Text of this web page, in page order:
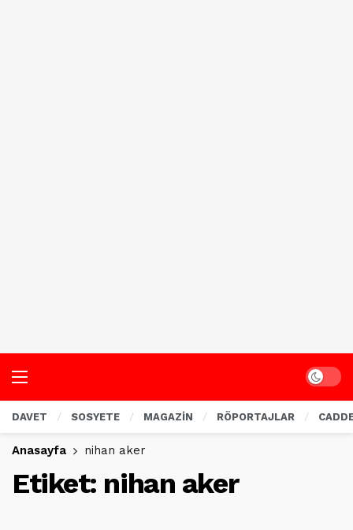
Dark
DAVET SOSYETE MAGAZİN RÖPORTAJLAR
Anasayfa nihan aker
Etiket: nihan aker